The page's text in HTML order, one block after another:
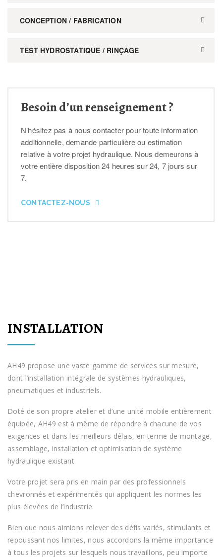
CONCEPTION / FABRICATION
TEST HYDROSTATIQUE / RINÇAGE
Besoin d’un renseignement ?
N’hésitez pas à nous contacter pour toute information
additionnelle, demande particulière ou estimation
relative à votre projet hydraulique. Nous demeurons à
votre entière disposition 24 heures sur 24, 7 jours sur
7.
CONTACTEZ-NOUS
INSTALLATION
AH49 propose une vaste gamme de services sur mesure,
dont l’installation intégrale de systèmes hydrauliques,
pneumatiques et industriels.
Doté de son propre atelier et d’une unité mobile entièrement
équipée, AH49 est à même de répondre à chacune de vos
exigences et dans les meilleurs délais, en terme de montage,
assemblage, installation et optimisation de système
hydraulique existant.
Votre projet sera pris en main par des professionnels
chevronnés et expérimentés qui appliquent les normes les
plus élevées de l’industrie.
Bien que nous aimions relever des défis variés, stimulants et
repoussant nos limites, nous accordons la même importance
à tous les projets sur lesquels nous travaillons, peu importe